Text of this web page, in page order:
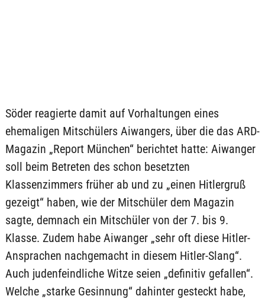
Söder reagierte damit auf Vorhaltungen eines
ehemaligen Mitschülers Aiwangers, über die das ARD-
Magazin „Report München“ berichtet hatte: Aiwanger
soll beim Betreten des schon besetzten
Klassenzimmers früher ab und zu „einen Hitlergruß
gezeigt“ haben, wie der Mitschüler dem Magazin
sagte, demnach ein Mitschüler von der 7. bis 9.
Klasse. Zudem habe Aiwanger „sehr oft diese Hitler-
Ansprachen nachgemacht in diesem Hitler-Slang“.
Auch judenfeindliche Witze seien „definitiv gefallen“.
Welche „starke Gesinnung“ dahinter gesteckt habe,